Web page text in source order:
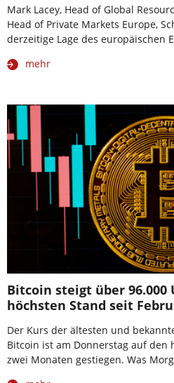
Mark Lacey, Head of Global
Head of Private Markets Europe,
derzeitige Lage des europäischen
mehr
Bitcoin steigt über 96.000
höchsten Stand seit
Der Kurs der ältesten und
Bitcoin ist am Donnerstag auf den
zwei Monaten gestiegen. Was